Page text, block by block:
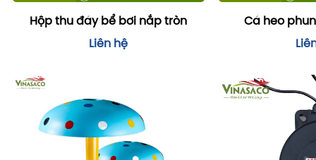
Hộp thu đáy bể bơi nắp tròn
Liên hệ
Cá heo